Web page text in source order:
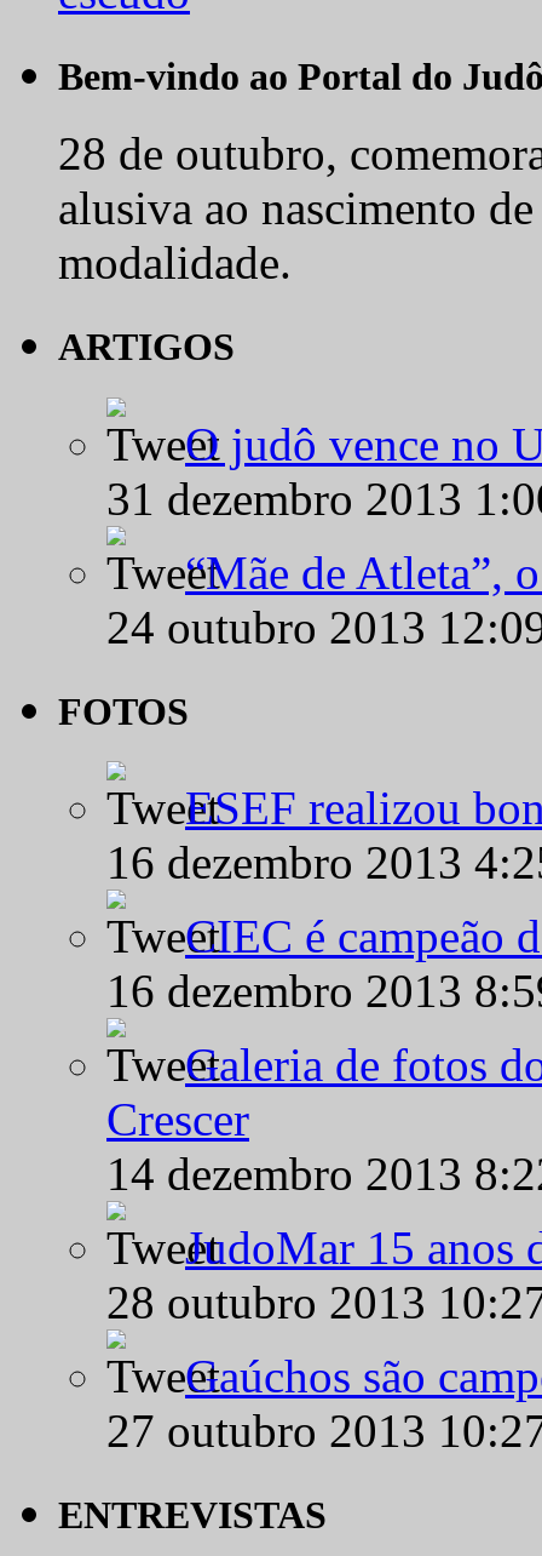
Bem-vindo ao Portal do
28 de outubro,
alusiva ao nascimento
modalidade.
ARTIGOS
O judô vence no
31 dezembro 2013
“Mãe de Atleta”,
24 outubro 2013
FOTOS
ESEF realizou
16 dezembro 2013
CIEC é campeão
16 dezembro 2013
Galeria de fotos
Crescer
14 dezembro 2013
JudoMar 15 anos
28 outubro 2013
Gaúchos são
27 outubro 2013
ENTREVISTAS